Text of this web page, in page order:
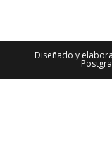
Diseñado y